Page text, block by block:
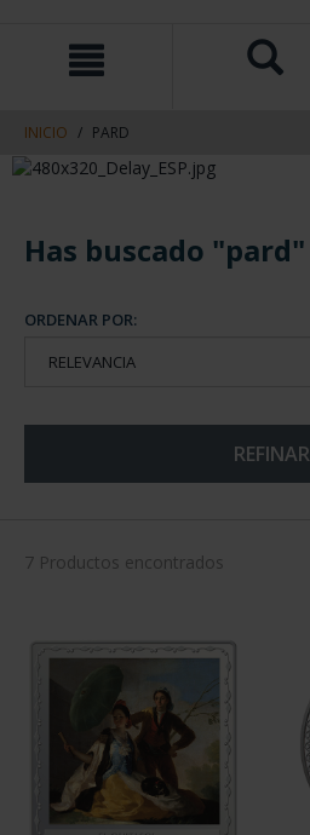
contenido
navegacin
INICIO PARD
Has buscado "pard"
ORDENAR POR:
REFINAR
7 Productos encontrados